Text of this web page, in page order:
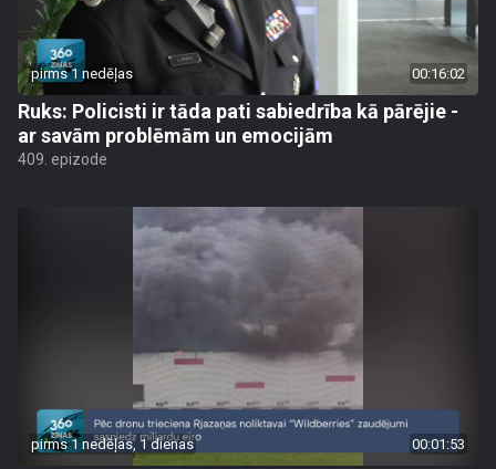
pirms 1 nedēļas 00:16:02
Ruks: Policisti ir tāda pati sabiedrība kā pārējie -
ar savām problēmām un emocijām
409. epizode
pirms 1 nedēļas, 1 dienas 00:01:53